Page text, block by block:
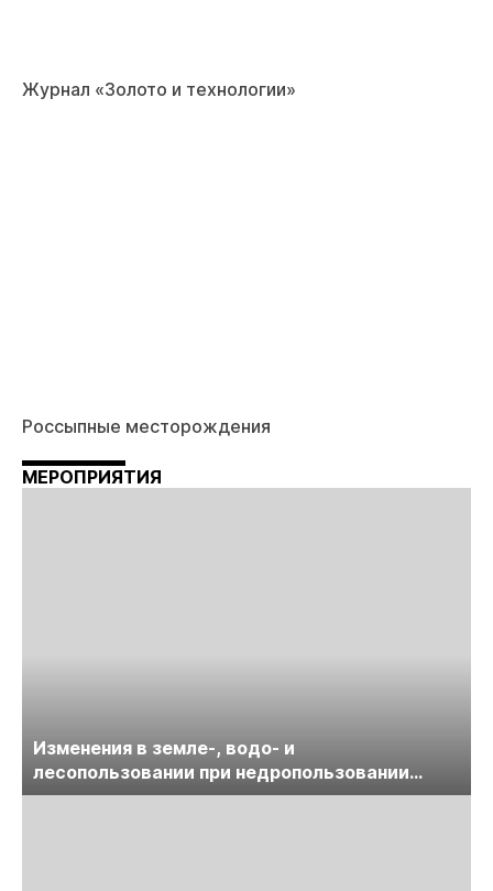
Журнал «Золото и технологии»
Россыпные месторождения
МЕРОПРИЯТИЯ
Изменения в земле-, водо- и
лесопользовании при недропользовании
обсудят на семинаре «ПравоТЭК»